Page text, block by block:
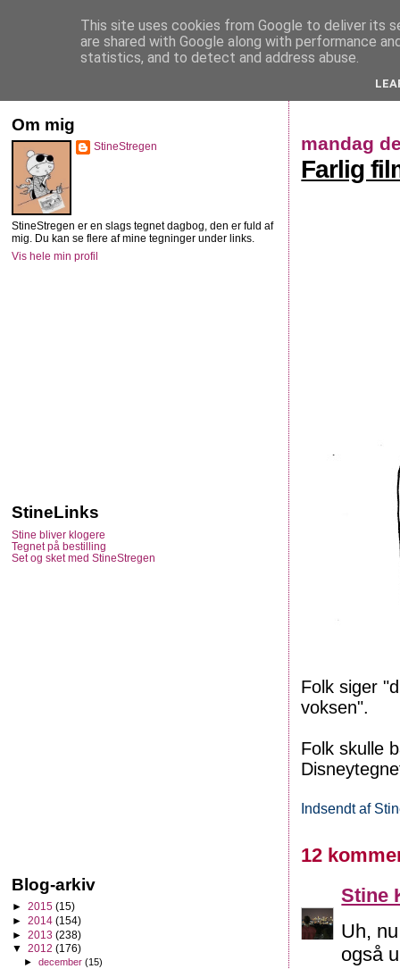
StineStregen
mandag
Farlig
Folk siger
voksen".
Folk skulle
Indsendt af
12
Stine
Uh,
også
Om mig
StineStregen
StineStregen er en slags tegnet dagbog, den er fuld af
mig. Du kan se flere af mine tegninger under links.
Vis hele min profil
StineLinks
Stine bliver klogere
Tegnet på bestilling
Set og sket med StineStregen
Blog-arkiv
► 2015 (15)
► 2014 (154)
► 2013 (238)
▼ 2012 (176)
►december(15)
This site uses cookies from Google to deliver its
are shared with Google along with performance
statistics, and to detect and address abuse.